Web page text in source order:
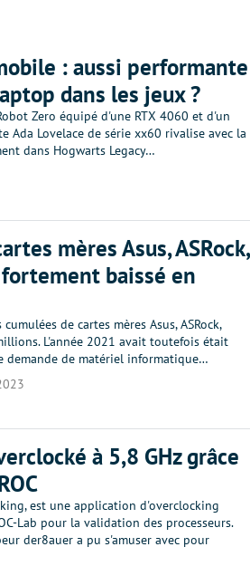
: aussi performante
dans les jeux ?
Zero équipé d'une RTX 4060 et d'un
Ada Lovelace de série xx60 rivalise avec la
dans Hogwarts Legacy…
mères Asus, ASRock,
baissé en
de cartes mères Asus, ASRock,
L'année 2021 avait toutefois était
demande de matériel informatique…
à 5,8 GHz grâce
est une application d'overclocking
Lab pour la validation des processeurs.
der8auer a pu s'amuser avec pour